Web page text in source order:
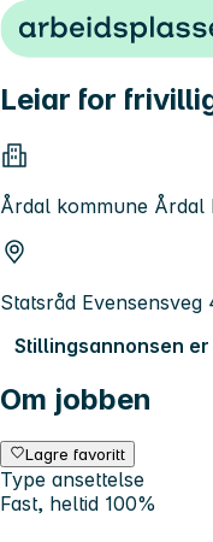
Hopp til innhold
Leiar for
Årdal kommune Årdal
Statsråd
Stillingsannonsen er
Om jobben
Lagre favoritt
Type ansettelse
Fast, heltid 100%